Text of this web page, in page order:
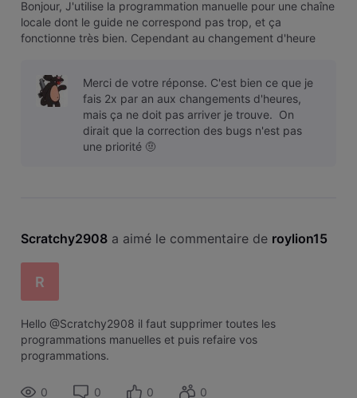
Bonjour, J'utilise la programmation manuelle pour une chaîne
locale dont le guide ne correspond pas trop, et ça
fonctionne très bien. Cependant au changement d'heure
est toujours lMerci de votre réponse. C'est bien ce que je
fais 2x par an aux changements d'heures,
mais ça ne doit pas arriver je trouve. On
dirait que la correction des bugs n'est pas
une priorité 🤨
Scratchy2908 a aimé le commentaire de roylion15
R
Hello @Scratchy2908 il faut supprimer toutes les
programmations manuelles et puis refaire vos
programmations.
0 0 0 0